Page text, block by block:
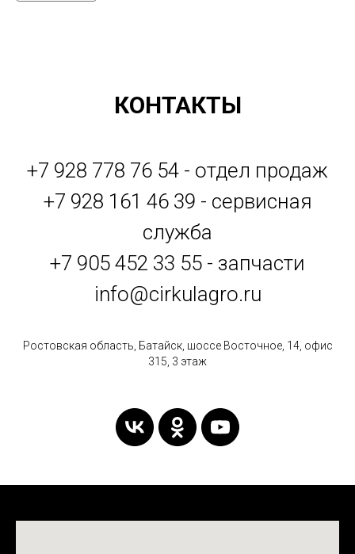
КОНТАКТЫ
+7 928 778 76 54 - отдел продаж
+7 928 161 46 39 - сервисная
служба
+7 905 452 33 55 - запчасти
info@cirkulagro.ru
Ростовская область, Батайск, шоссе Восточное, 14, офис
315, 3 этаж